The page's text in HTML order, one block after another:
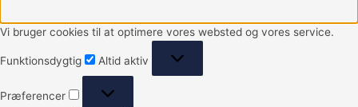
Vi bruger cookies til at optimere vores websted og vores service.
Funktionsdygtig Altid aktiv
Præferencer